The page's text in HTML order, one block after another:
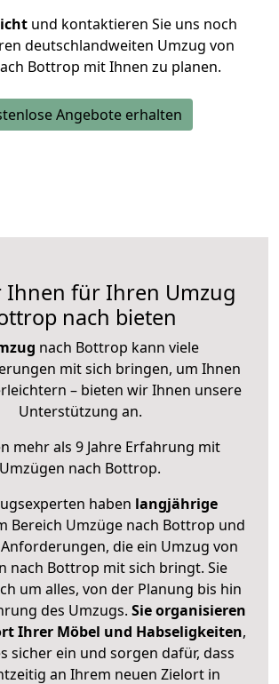
und kontaktieren Sie uns noch
deutschlandweiten Umzug von
Bottrop mit Ihnen zu planen.
Angebote erhalten
Ihnen für Ihren Umzug
nach bieten
nach Bottrop kann viele
mit sich bringen, um Ihnen
– bieten wir Ihnen unsere
Unterstützung an.
mehr als 9 Jahre Erfahrung mit
Umzügen nach Bottrop.
haben langjährige
Bereich Umzüge nach Bottrop und
die ein Umzug von
nach Bottrop mit sich bringt. Sie
um alles, von der Planung bis hin
des Umzugs. Sie organisieren
Ihrer Möbel und Habseligkeiten,
sicher ein und sorgen dafür, dass
an Ihrem neuen Zielort in